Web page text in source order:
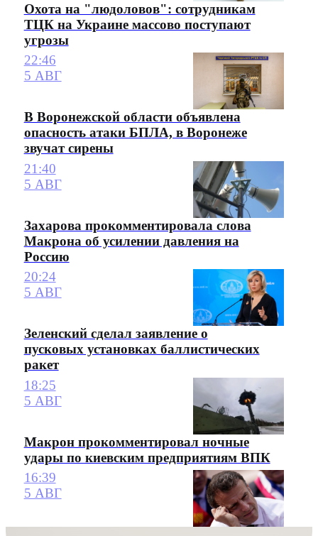
Охота на "людоловов": сотрудникам
ТЦК на Украине массово поступают
угрозы
22:46
5 АВГ
В Воронежской области объявлена
опасность атаки БПЛА, в Воронеже
звучат сирены
21:40
5 АВГ
Захарова прокомментировала слова
Макрона об усилении давления на
Россию
20:24
5 АВГ
Зеленский сделал заявление о
пусковых установках баллистических
ракет
18:25
5 АВГ
Макрон прокомментировал ночные
удары по киевским предприятиям ВПК
16:39
5 АВГ